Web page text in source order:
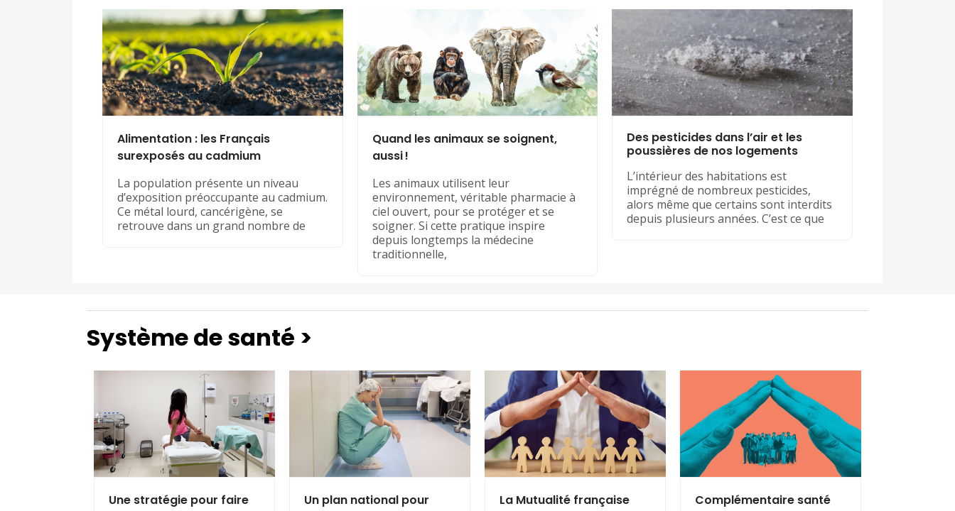
Alimentation : les Français
surexposés au cadmium
La population présente un niveau
d’exposition préoccupante au cadmium.
Ce métal lourd, cancérigène, se
retrouve dans un grand nombre de
Quand les animaux se soignent,
aussi !
Les animaux utilisent leur
environnement, véritable pharmacie à
ciel ouvert, pour se protéger et se
soigner. Si cette pratique inspire
depuis longtemps la médecine
traditionnelle,
Des pesticides dans l’air et les
poussières de nos logements
L’intérieur des habitations est
imprégné de nombreux pesticides,
alors même que certains sont interdits
depuis plusieurs années. C’est ce que
Système de santé >
Une stratégie pour faire
Un plan national pour
La Mutualité française
Complémentaire santé